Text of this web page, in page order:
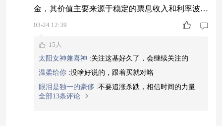
金，其价值主要来源于稳定的票息收入和利率波动
带来的资本利得机会。数据显示，其年化收益率5.
产类别中颇具吸引力。它不直接投资于波动较大的
权益资产，也不涉及信用债，因此与股票市场的相
关性较低，是进行分散化投资的实用工具。#藏金
阁论金#
03-24 12:39
15人
太阳女神兼喜神 :关注这基好久了，会继续关注的
温柔给你 :没啥好说的，跟着买就对咯
眼泪是独一的豪侈 :不要追涨杀跌，相信时间的力量
全部13条评论